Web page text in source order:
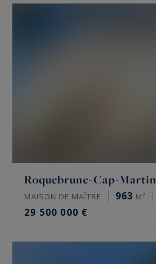
Roquebrune-Cap-Martin
MAISON DE MAÎTRE 963 M²
29 500 000 €